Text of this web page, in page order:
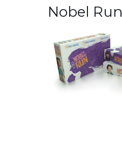
Nobel Run